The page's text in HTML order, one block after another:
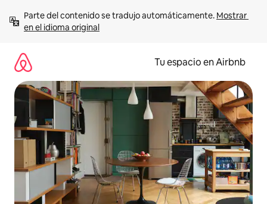
contenido
Parte del contenido se tradujo automáticamente. Mostrar
en el idioma original
Tu espacio en Airbnb